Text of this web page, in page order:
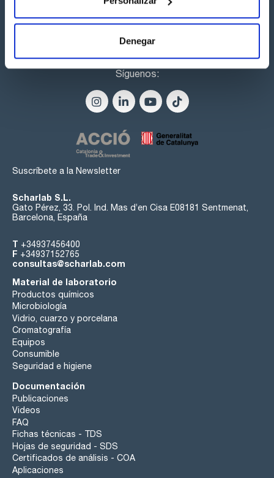
Denegar
Síguenos:
Suscríbete a la Newsletter
Scharlab S.L.
Gato Pérez, 33. Pol. Ind. Mas d’en Cisa E08181 Sentmenat,
Barcelona, España
T +34937456400
F +34937152765
consultas@scharlab.com
Material de laboratorio
Productos químicos
Microbiología
Vidrio, cuarzo y porcelana
Cromatografía
Equipos
Consumible
Seguridad e higiene
Documentación
Publicaciones
Videos
FAQ
Fichas técnicas - TDS
Hojas de seguridad - SDS
Certificados de análisis - COA
Aplicaciones